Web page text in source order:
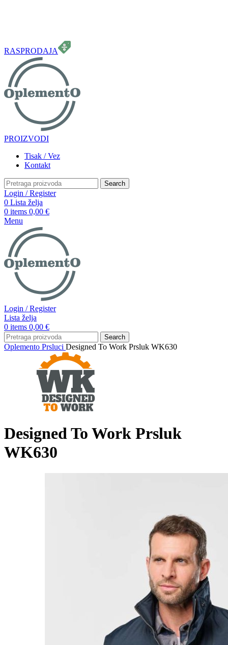
RASPRODAJA
PROIZVODI
Tisak / Vez
Kontakt
Search
Login / Register
0 Lista želja
0 items 0,00 €
Menu
Login / Register
Lista želja
0 items 0,00 €
Search
Oplemento Prsluci Designed To Work Prsluk WK630
Designed To Work Prsluk
WK630